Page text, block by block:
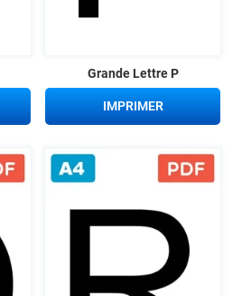
Grande Lettre P
IMPRIMER